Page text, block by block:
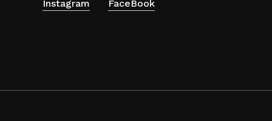
Instagram FaceBook